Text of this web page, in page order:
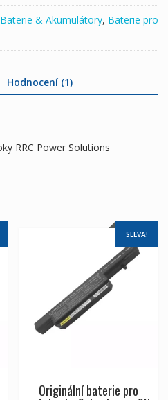
Baterie & Akumulátory, Baterie pro
Hodnocení (1)
RRC Power Solutions
SLEVA!
Originální baterie pro